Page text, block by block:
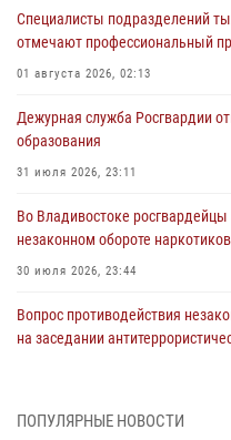
Специалисты подразделений
отмечают профессиональный
01 августа 2026, 02:13
Дежурная служба Росгвардии
образования
31 июля 2026, 23:11
Во Владивостоке
незаконном обороте наркотиков
30 июля 2026, 23:44
Вопрос противодействия
на заседании
Во Владивостоке во дворе
ПОПУЛЯРНЫЕ НОВОСТИ